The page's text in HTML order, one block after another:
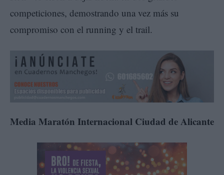
competiciones, demostrando una vez más su
compromiso con el running y el trail.
Media Maratón Internacional Ciudad de Alicante